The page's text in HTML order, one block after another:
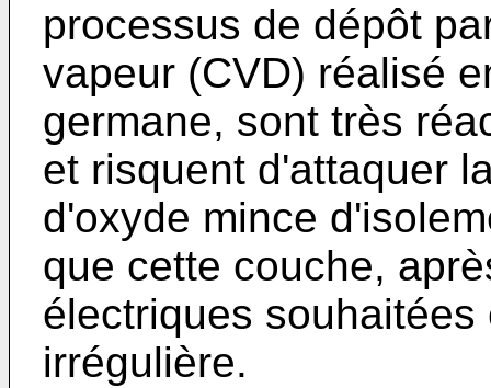
processus de dépôt
vapeur (CVD) réalisé
germane, sont très
et risquent d'attaquer
d'oxyde mince
que cette couche,
électriques
irrégulière.